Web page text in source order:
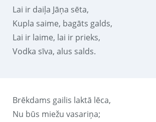
Lai ir daiļa Jāņa sēta,
Kupla saime, bagāts galds,
Lai ir laime, lai ir prieks,
Vodka sīva, alus salds.
Brēkdams gailis laktā lēca,
Nu būs miežu vasariņa;